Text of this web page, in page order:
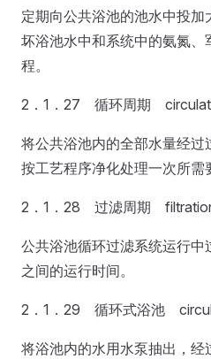
定期向公共浴池的池水中投
坏浴池水中和系统中的氨氮、
程。
2．1．27 循环周期
将公共浴池内的全部水量经过
按工艺程序净化处理一次所需
2．1．28 过滤周期
公共浴池循环过滤系统运行
之间的运行时间。
2．1．29 循环式浴池
将浴池内的水用水泵抽出，